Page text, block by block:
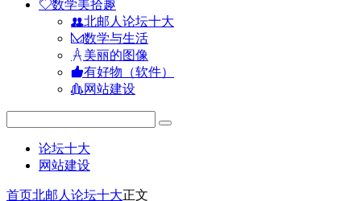
数学美拾趣
北邮人论坛十大
数学与生活
美丽的图像
有好物（软件）
网站建设
论坛十大
网站建设
首页北邮人论坛十大正文